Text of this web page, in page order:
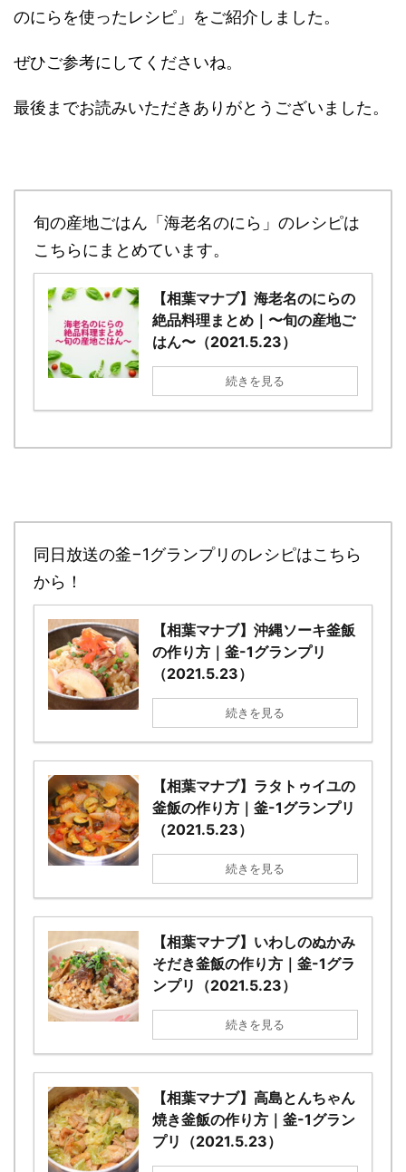
のにらを使ったレシピ」をご紹介しました。
ぜひご参考にしてくださいね。
最後までお読みいただきありがとうございました。
旬の産地ごはん「海老名のにら」のレシピは
こちらにまとめています。
【相葉マナブ】海老名のにらの
絶品料理まとめ｜〜旬の産地ご
はん〜（2021.5.23）
続きを見る
同日放送の釜−1グランプリのレシピはこちら
から！
【相葉マナブ】沖縄ソーキ釜飯
の作り方｜釜-1グランプリ
（2021.5.23）
続きを見る
【相葉マナブ】ラタトゥイユの
釜飯の作り方｜釜-1グランプリ
（2021.5.23）
続きを見る
【相葉マナブ】いわしのぬかみ
そだき釜飯の作り方｜釜-1グラ
ンプリ（2021.5.23）
続きを見る
【相葉マナブ】高島とんちゃん
焼き釜飯の作り方｜釜-1グラン
プリ（2021.5.23）